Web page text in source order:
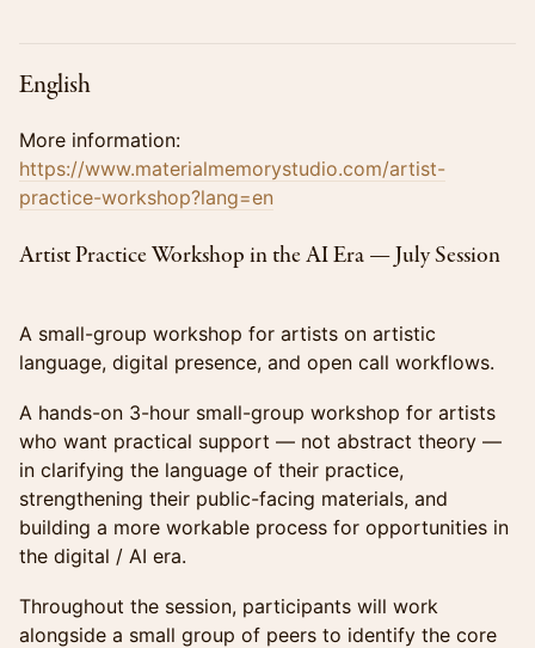
English
More information:
https://www.materialmemorystudio.com/artist-
practice-workshop?lang=en
Artist Practice Workshop in the AI Era — July Session
A small-group workshop for artists on artistic
language, digital presence, and open call workflows.
A hands-on 3-hour small-group workshop for artists
who want practical support — not abstract theory —
in clarifying the language of their practice,
strengthening their public-facing materials, and
building a more workable process for opportunities in
the digital / AI era.
Throughout the session, participants will work
alongside a small group of peers to identify the core